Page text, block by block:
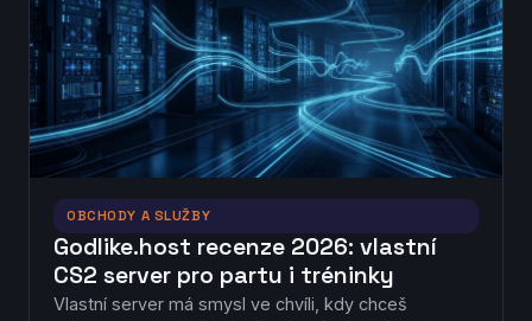
OBCHODY A SLUŽBY
Godlike.host recenze 2026: vlastní
CS2 server pro partu i tréninky
Vlastní server má smysl ve chvíli, kdy chceš